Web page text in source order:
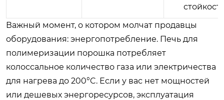
Важный момент, о котором молчат продавцы
оборудования: энергопотребление. Печь для
полимеризации порошка потребляет
колоссальное количество газа или электричества
для нагрева до 200°C. Если у вас нет мощностей
или дешевых энергоресурсов, эксплуатация